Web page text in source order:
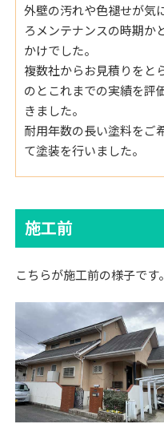
外壁の汚れや色褪せが気
ろメンテナンスの時期か
かけでした。
複数社からお見積りをと
のとこれまでの実績を評
きました。
耐用年数の長い塗料をご
て塗装を行いました。
施工前
こちらが施工前の様子です。